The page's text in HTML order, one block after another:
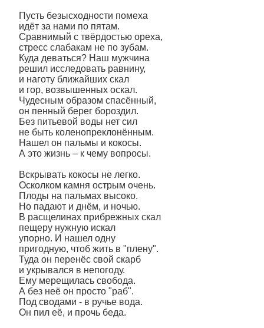
Пусть безысходности помеха
идёт за нами по пятам.
Сравнимый с твёрдостью ореха,
стресс слабакам не по зубам.
Куда деваться? Наш мужчина
решил исследовать равнину,
и наготу ближайших скал
и гор, возвышенных оскал.
Чудесным образом спасённый,
он пенный берег бороздил.
Без питьевой воды нет сил
не быть коленопреклонённым.
Нашел он пальмы и кокосы.
А это жизнь – к чему вопросы.
Вскрывать кокосы не легко.
Осколком камня острым очень.
Плоды на пальмах высоко.
Но падают и днём, и ночью.
В расщелинах прибрежных скал
пещеру нужную искал
упорно. И нашел одну
пригодную, чтоб жить в "плену".
Туда он перенёс свой скарб
и укрывался в непогоду.
Ему мерещилась свобода.
А без неё он просто "раб".
Под сводами - в ручье вода.
Он пил её, и прочь беда.